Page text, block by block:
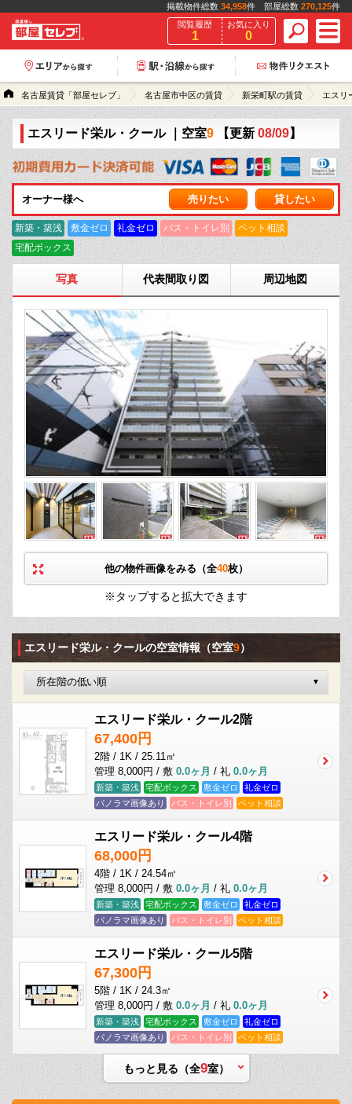
掲載物件総数 34,958件 部屋総数 270,125件
閲覧履歴
1
お気に入り
0
名古屋賃貸「部屋セレブ」 名古屋市中区の賃貸 新栄町駅の賃貸 エスリ
エスリード栄ル・クール ｜空室9 【更新 08/09】
オーナー様へ 売りたい 貸したい
新築・築浅 敷金ゼロ 礼金ゼロ バス・トイレ別
ペット相談
宅配ボックス
写真 代表間取り図 周辺地図
他の物件画像をみる（全40枚）
※タップすると拡大できます
エスリード栄ル・クールの空室情報 （空室9）
エスリード栄ル・クール2階
67,400円
2階 / 1K / 25.11㎡
管理 8,000円 / 敷 0.0ヶ月 / 礼 0.0ヶ月
新築・築浅 宅配ボックス 敷金ゼロ
礼金ゼロ
パノラマ画像あり
バス・トイレ別 ペット相談
エスリード栄ル・クール4階
68,000円
4階 / 1K / 24.54㎡
管理 8,000円 / 敷 0.0ヶ月 / 礼 0.0ヶ月
新築・築浅 宅配ボックス 敷金ゼロ
礼金ゼロ
パノラマ画像あり
バス・トイレ別 ペット相談
エスリード栄ル・クール5階
67,300円
5階 / 1K / 24.3㎡
管理 8,000円 / 敷 0.0ヶ月 / 礼 0.0ヶ月
新築・築浅 宅配ボックス 敷金ゼロ
礼金ゼロ
パノラマ画像あり
バス・トイレ別 ペット相談
もっと見る（全9室）